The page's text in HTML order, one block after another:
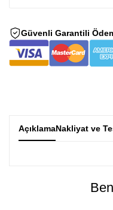
Güvenli Garantili
AçıklamaNakliyat ve